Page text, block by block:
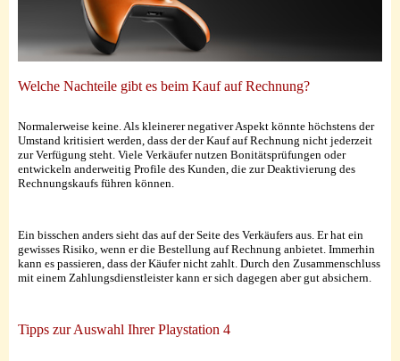
Welche Nachteile gibt es beim Kauf auf Rechnung?
Normalerweise keine. Als kleinerer negativer Aspekt könnte höchstens der
Umstand kritisiert werden, dass der der Kauf auf Rechnung nicht jederzeit
zur Verfügung steht. Viele Verkäufer nutzen Bonitätsprüfungen oder
entwickeln anderweitig Profile des Kunden, die zur Deaktivierung des
Rechnungskaufs führen können.
Ein bisschen anders sieht das auf der Seite des Verkäufers aus. Er hat ein
gewisses Risiko, wenn er die Bestellung auf Rechnung anbietet. Immerhin
kann es passieren, dass der Käufer nicht zahlt. Durch den Zusammenschluss
mit einem Zahlungsdienstleister kann er sich dagegen aber gut absichern.
Tipps zur Auswahl Ihrer Playstation 4